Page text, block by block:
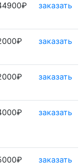
заказать
заказать
заказать
заказать
заказать